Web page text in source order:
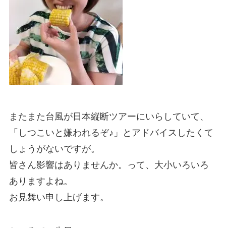
またまた台風が日本縦断ツアーにいらしていて、
「しつこいと嫌われるぞ♪」とアドバイスしたくて
しょうがないですが。
皆さん影響はありませんか。って、大小いろいろ
ありますよね。
お見舞い申し上げます。